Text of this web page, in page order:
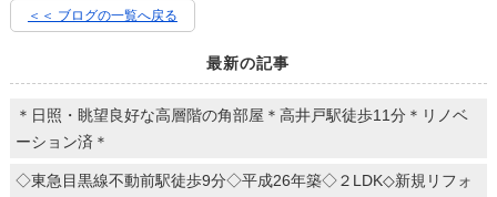
＜＜ ブログの一覧へ戻る
最新の記事
＊日照・眺望良好な高層階の角部屋＊高井戸駅徒歩11分＊リノベ
ーション済＊
◇東急目黒線不動前駅徒歩9分◇平成26年築◇２LDK◇新規リフォ